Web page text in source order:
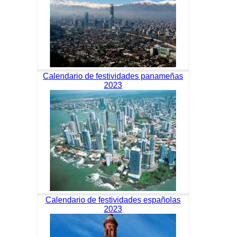
Calendario de festividades panameñas
2023
Calendario de festividades españolas
2023